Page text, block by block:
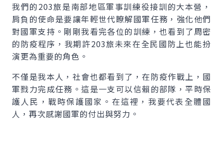
我們的203旅是南部地區軍事訓練役接訓的大本營，
肩負的使命是要讓年輕世代瞭解國軍任務，強化他們
對國軍支持。剛剛我看完各位的訓練，也看到了周密
的防疫程序，我期許203旅未來在全民國防上也能扮
演更為重要的角色。
不僅是我本人，社會也都看到了，在防疫作戰上，國
軍戮力完成任務。這是一支可以信賴的部隊，平時保
護人民，戰時保護國家。在這裡，我要代表全體國
人，再次感謝國軍的付出與努力。